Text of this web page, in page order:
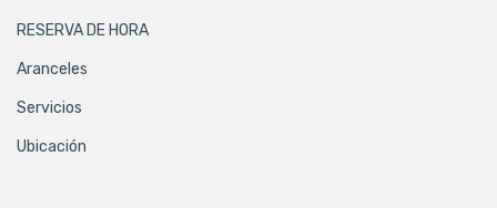
RESERVA DE HORA
Aranceles
Servicios
Ubicación